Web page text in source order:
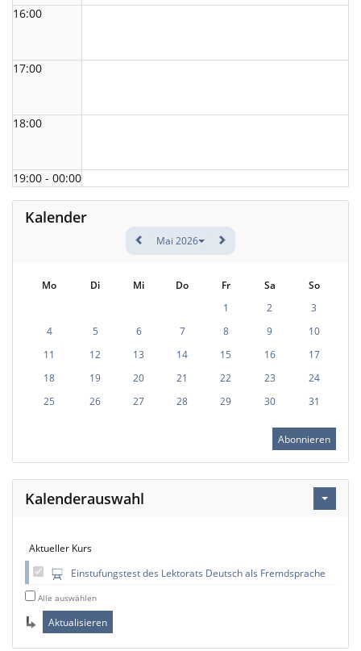
16:00
17:00
18:00
19:00 - 00:00
Kalender
Mai 2026
Mo Di Mi Do Fr Sa
So
1
2
3
4
5 6 7 8 9
10
11
12 13 14 15 16
17
18
19 20 21 22 23
24
25
26 27 28 29 30 31
Abonnieren
Kalenderauswahl
Aktueller Kurs
Einstufungstest des Lektorats Deutsch als Fremdsprache
Alle auswählen